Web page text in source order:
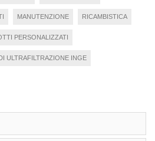
MANUTENZIONE RICAMBISTICA
PERSONALIZZATI
ULTRAFILTRAZIONE INGE